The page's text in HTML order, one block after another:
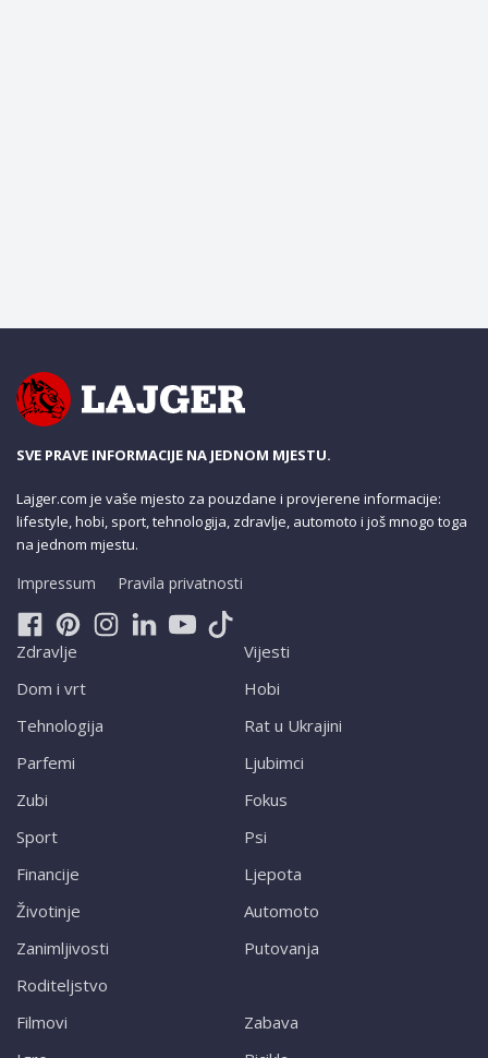
SVE PRAVE INFORMACIJE NA JEDNOM MJESTU.
Lajger.com je vaše mjesto za pouzdane i provjerene informacije:
lifestyle, hobi, sport, tehnologija, zdravlje, automoto i još mnogo toga
na jednom mjestu.
Impressum Pravila privatnosti
Zdravlje
Dom i vrt
Tehnologija
Parfemi
Zubi
Sport
Financije
Životinje
Zanimljivosti
Roditeljstvo
Vijesti
Hobi
Rat u Ukrajini
Ljubimci
Fokus
Psi
Ljepota
Automoto
Putovanja
Filmovi
Zabava